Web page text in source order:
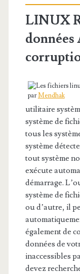
LINUX
données
parMendhak
utilitaire
système de
tous les
système
tout système
exécute
démarrage.
système de
ou d’autre, il
également de
données de
inaccessibles
devez